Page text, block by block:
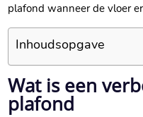
plafond wanneer de vloer
Inhoudsopgave
Wat is een
plafond